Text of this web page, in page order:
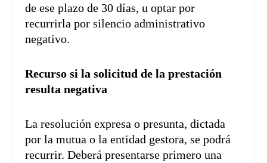
de ese plazo de 30 días, u optar por
recurrirla por silencio administrativo
negativo.
Recurso si la solicitud de la prestación
resulta negativa
La resolución expresa o presunta, dictada
por la mutua o la entidad gestora, se podrá
recurrir. Deberá presentarse primero una